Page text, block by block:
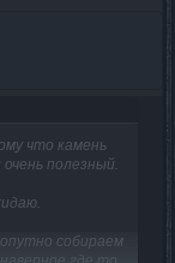
что камень
полезный.
собираем